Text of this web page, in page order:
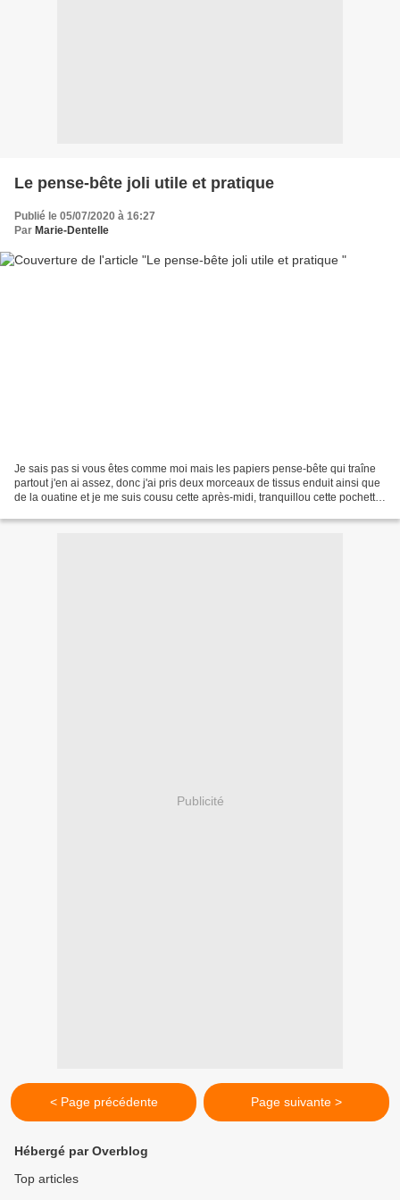
Le pense-bête joli utile et pratique
Publié le 05/07/2020 à 16:27
Par Marie-Dentelle
Je sais pas si vous êtes comme moi mais les papiers pense-bête qui traîne
partout j'en ai assez, donc j'ai pris deux morceaux de tissus enduit ainsi que
de la ouatine et je me suis cousu cette après-midi, tranquillou cette pochette
Publicité
< Page précédente Page suivante >
Hébergé par Overblog
Top articles